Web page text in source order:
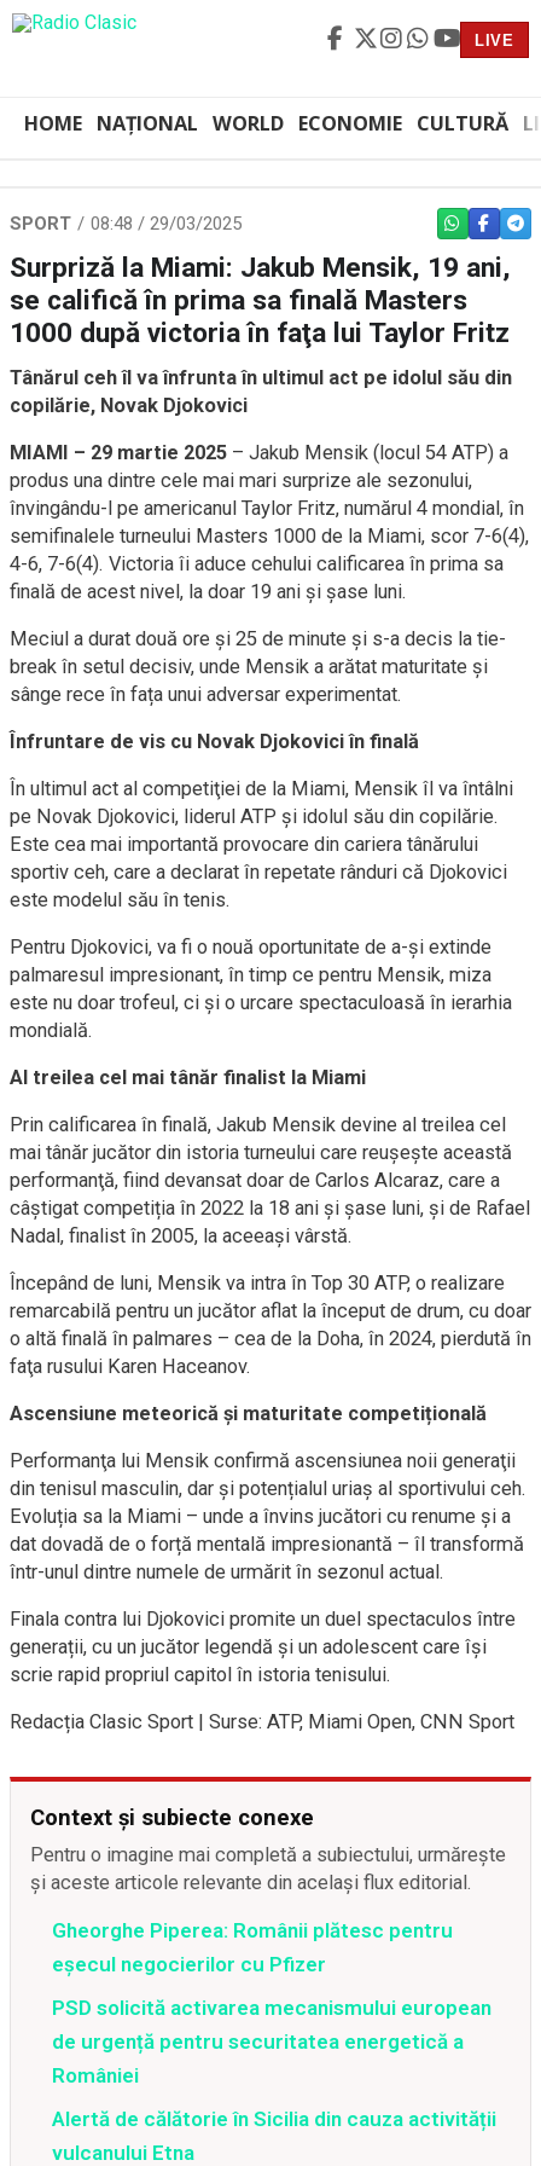
LIVE
HOME NAȚIONAL WORLD ECONOMIE CULTURĂ
SPORT 08:48 / 29/03/2025 WHATSAPP
Surpriză la Miami: Jakub Mensik, 19 ani,
se califică în prima sa finală Masters
1000 după victoria în faţa lui Taylor Fritz
Tânărul ceh îl va înfrunta în ultimul act pe idolul său din
copilărie, Novak Djokovici
MIAMI – 29 martie 2025 – Jakub Mensik (locul 54 ATP) a
produs una dintre cele mai mari surprize ale sezonului,
învingându-l pe americanul Taylor Fritz, numărul 4 mondial, în
semifinalele turneului Masters 1000 de la Miami, scor 7-6(4),
4-6, 7-6(4). Victoria îi aduce cehului calificarea în prima sa
finală de acest nivel, la doar 19 ani şi şase luni.
Meciul a durat două ore şi 25 de minute și s-a decis la tie-
break în setul decisiv, unde Mensik a arătat maturitate și
sânge rece în fața unui adversar experimentat.
Înfruntare de vis cu Novak Djokovici în finală
În ultimul act al competiţiei de la Miami, Mensik îl va întâlni
pe Novak Djokovici, liderul ATP şi idolul său din copilărie.
Este cea mai importantă provocare din cariera tânărului
sportiv ceh, care a declarat în repetate rânduri că Djokovici
este modelul său în tenis.
Pentru Djokovici, va fi o nouă oportunitate de a-şi extinde
palmaresul impresionant, în timp ce pentru Mensik, miza
este nu doar trofeul, ci şi o urcare spectaculoasă în ierarhia
mondială.
Al treilea cel mai tânăr finalist la Miami
Prin calificarea în finală, Jakub Mensik devine al treilea cel
mai tânăr jucător din istoria turneului care reuşeşte această
performanţă, fiind devansat doar de Carlos Alcaraz, care a
câștigat competiția în 2022 la 18 ani şi şase luni, și de Rafael
Nadal, finalist în 2005, la aceeaşi vârstă.
Începând de luni, Mensik va intra în Top 30 ATP, o realizare
remarcabilă pentru un jucător aflat la început de drum, cu doar
o altă finală în palmares – cea de la Doha, în 2024, pierdută în
faţa rusului Karen Haceanov.
Ascensiune meteorică și maturitate competițională
Performanţa lui Mensik confirmă ascensiunea noii generaţii
din tenisul masculin, dar și potențialul uriaș al sportivului ceh.
Evoluția sa la Miami – unde a învins jucători cu renume și a
dat dovadă de o forță mentală impresionantă – îl transformă
într-unul dintre numele de urmărit în sezonul actual.
Finala contra lui Djokovici promite un duel spectaculos între
generații, cu un jucător legendă şi un adolescent care îşi
scrie rapid propriul capitol în istoria tenisului.
Redacția Clasic Sport | Surse: ATP, Miami Open, CNN Sport
Context și subiecte conexe
Pentru o imagine mai completă a subiectului, urmărește
și aceste articole relevante din același flux editorial.
Gheorghe Piperea: Românii plătesc pentru
eșecul negocierilor cu Pfizer
PSD solicită activarea mecanismului european
de urgență pentru securitatea energetică a
României
Alertă de călătorie în Sicilia din cauza activității
vulcanului Etna